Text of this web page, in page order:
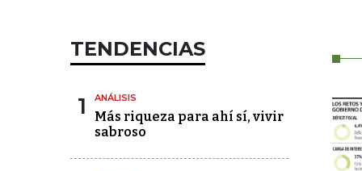
TENDENCIAS
1 ANÁLISIS
Más riqueza para ahí sí, vivir
sabroso